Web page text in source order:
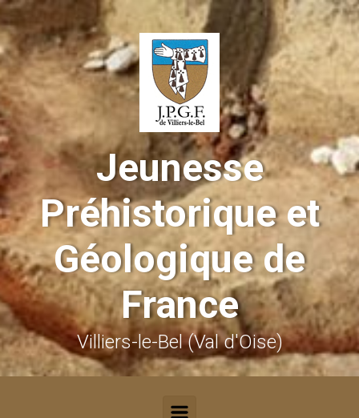
Skip to main content
Jeunesse
Préhistorique et
Géologique de
France
Villiers-le-Bel (Val d'Oise)